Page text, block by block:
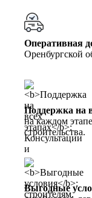
Оперативная
Оренбургской
Поддержка на
на каждом
строительства.
Выгодные